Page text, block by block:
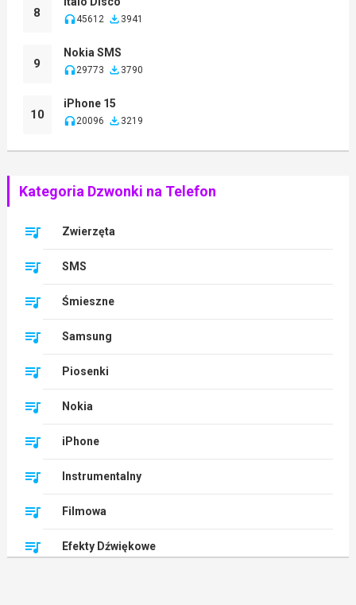
8 45612 3941
9
Nokia SMS
29773 3790
10
iPhone 15
20096 3219
Kategoria Dzwonki na Telefon
Zwierzęta
SMS
Śmieszne
Samsung
Piosenki
Nokia
iPhone
Instrumentalny
Filmowa
Efekty Dźwiękowe